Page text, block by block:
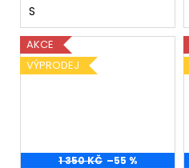
S
AKCE
VÝPRODEJ
1 350 KČ –55 %